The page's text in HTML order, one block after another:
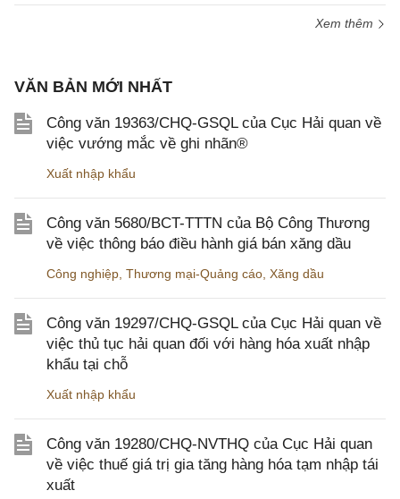
Xem thêm
VĂN BẢN MỚI NHẤT
Công văn 19363/CHQ-GSQL của Cục Hải quan về
việc vướng mắc về ghi nhãn®
Xuất nhập khẩu
Công văn 5680/BCT-TTTN của Bộ Công Thương
về việc thông báo điều hành giá bán xăng dầu
Công nghiệp Thương mại-Quảng cáo Xăng dầu
Công văn 19297/CHQ-GSQL của Cục Hải quan về
việc thủ tục hải quan đối với hàng hóa xuất nhập
khẩu tại chỗ
Xuất nhập khẩu
Công văn 19280/CHQ-NVTHQ của Cục Hải quan
về việc thuế giá trị gia tăng hàng hóa tạm nhập tái
xuất